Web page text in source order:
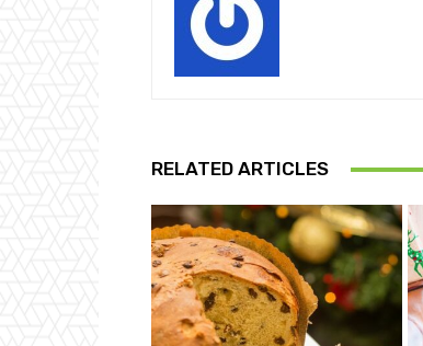
RELATED ARTICLES